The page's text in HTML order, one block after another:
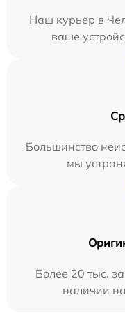
Наш курьер в
ваше
Большинство
мы
Более 20 тыс.
наличии